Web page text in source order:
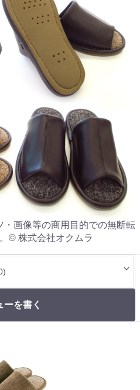
画像等の商用目的での無断転
© 株式会社オクムラ
ーを書く